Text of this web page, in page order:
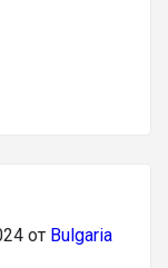
от Bulgaria